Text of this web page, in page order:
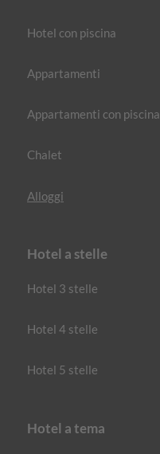
Hotel con piscina
Appartamenti
Appartamenti con piscina
Chalet
Alloggi
Hotel a stelle
Hotel 3 stelle
Hotel 4 stelle
Hotel 5 stelle
Hotel a tema